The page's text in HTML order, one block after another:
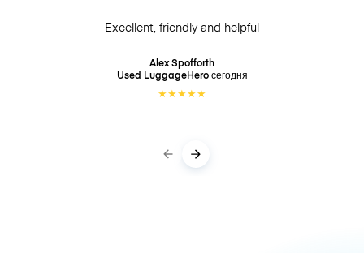
Excellent, friendly and helpful
Alex Spofforth
Used LuggageHeroсегодня
★★★★★